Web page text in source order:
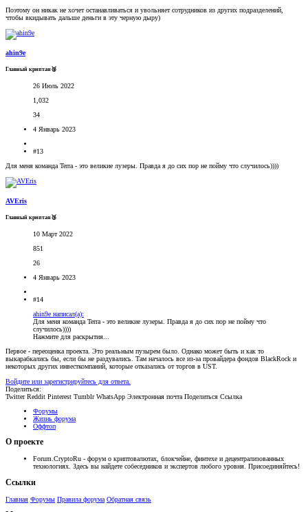
Поэтому он никак не хочет останавливаться и увольняет сотрудников из других подразделений,
чтобы вкидывать дальше деньги в эту черную дыру)
ahin9e
Главный криптан🥈
26 Июль 2022
1,032
34
4 Январь 2023
#13
Для меня команда Terra - это великие лузеры. Правда я до сих пор не пойму что случилось))))
AVEris
Главный криптан🥉
10 Март 2022
851
26
4 Январь 2023
#14
ahin9e написал(а):
Для меня команда Terra - это великие лузеры. Правда я до сих пор не пойму что
случилось))))
Нажмите для раскрытия...
Первое - переоценка проекта. Это реальным пузырем было. Однако может быть и как то
выкарабкались бы, если бы не раздувались. Там началось все из-за провайдера фондов BlackRock и
некоторых других инвесткомпаний, которые отказались от торгов в UST.
Войдите или зарегистрируйтесь для ответа.
Поделиться:
Twitter Reddit Pinterest Tumblr WhatsApp Электронная почта Поделиться Ссылка
Форумы
Жизнь форума
Оффтоп
О проекте
Forum.CryptoRu - форум о криптовалютах, блокчейне, финтехе и децентрализованных
технологиях. Здесь вы найдете собеседников и экспертов любого уровня. Присоединяйтесь!
Ссылки
Главная Форумы Правила форума Обратная связь